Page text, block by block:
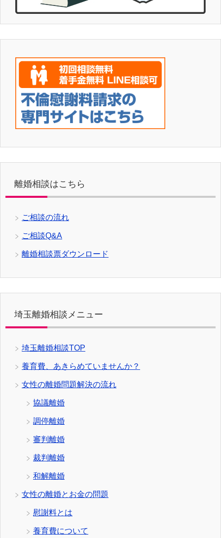
離婚相談はこちら
ご相談の流れ
ご相談Q&A
離婚相談票ダウンロード
埼玉離婚相談メニュー
埼玉離婚相談TOP
養育費、あきらめていませんか？
女性の離婚問題解決の流れ
協議離婚
調停離婚
審判離婚
裁判離婚
和解離婚
女性の離婚とお金の問題
慰謝料とは
養育費について